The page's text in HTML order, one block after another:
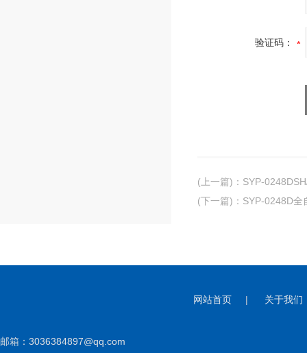
验证码：
(上一篇) ： SYP-
(下一篇) ： SYP-0248D全
网站首页 | 关于我们
邮箱： 3036384897@qq.com